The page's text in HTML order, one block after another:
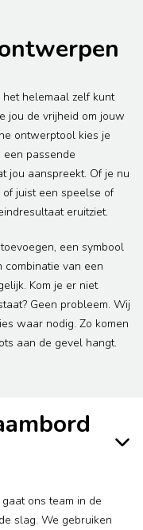
helemaal zelf kunt
jou de vrijheid om jouw
ontwerptool kies je
passende
jou aanspreekt. Of je nu
juist een speelse of
eruitziet.
een symbool
van een
Kom je er niet
Geen probleem. Wij
waar nodig. Zo komen
aan de gevel hangt.
ons team in de
slag. We gebruiken